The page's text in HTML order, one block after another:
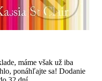
máme však už iba
ponáhľajte sa! Dodanie